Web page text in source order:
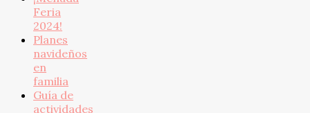
Feria
2024!
Planes
navideños
en
familia
Guía de
actividades